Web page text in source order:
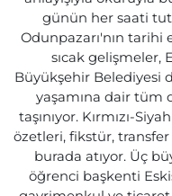
günün her saati
Odunpazarı'nın tarihi
sıcak gelişmeler,
Büyükşehir Belediyesi
yaşamına dair tüm
taşınıyor. Kırmızı-
özetleri, fikstür,
burada atıyor. Üç
öğrenci başkenti